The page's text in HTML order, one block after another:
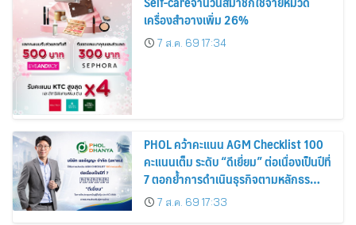
เครื่องสำอางเพิ่ม 26%
7 ส.ค. 69 17:34
PHOL คว้าคะแนน AGM Checklist 100
คะแนนเต็ม ระดับ “ดีเยี่ยม” ต่อเนื่องเป็นปีที่
7 ตอกย้ำการดำเนินธุรกิจตามหลักธร
รมาภิบาล โปร่งใส สร้างความเชื่อมั่นผู้ถือ
หุ้น
7 ส.ค. 69 17:33